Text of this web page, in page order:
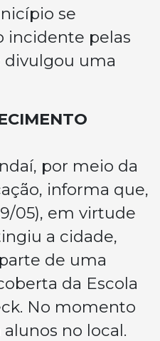
se
incidente pelas
divulgou uma
por meio da
informa que,
05), em virtude
a cidade,
de uma
da Escola
No momento
no local.